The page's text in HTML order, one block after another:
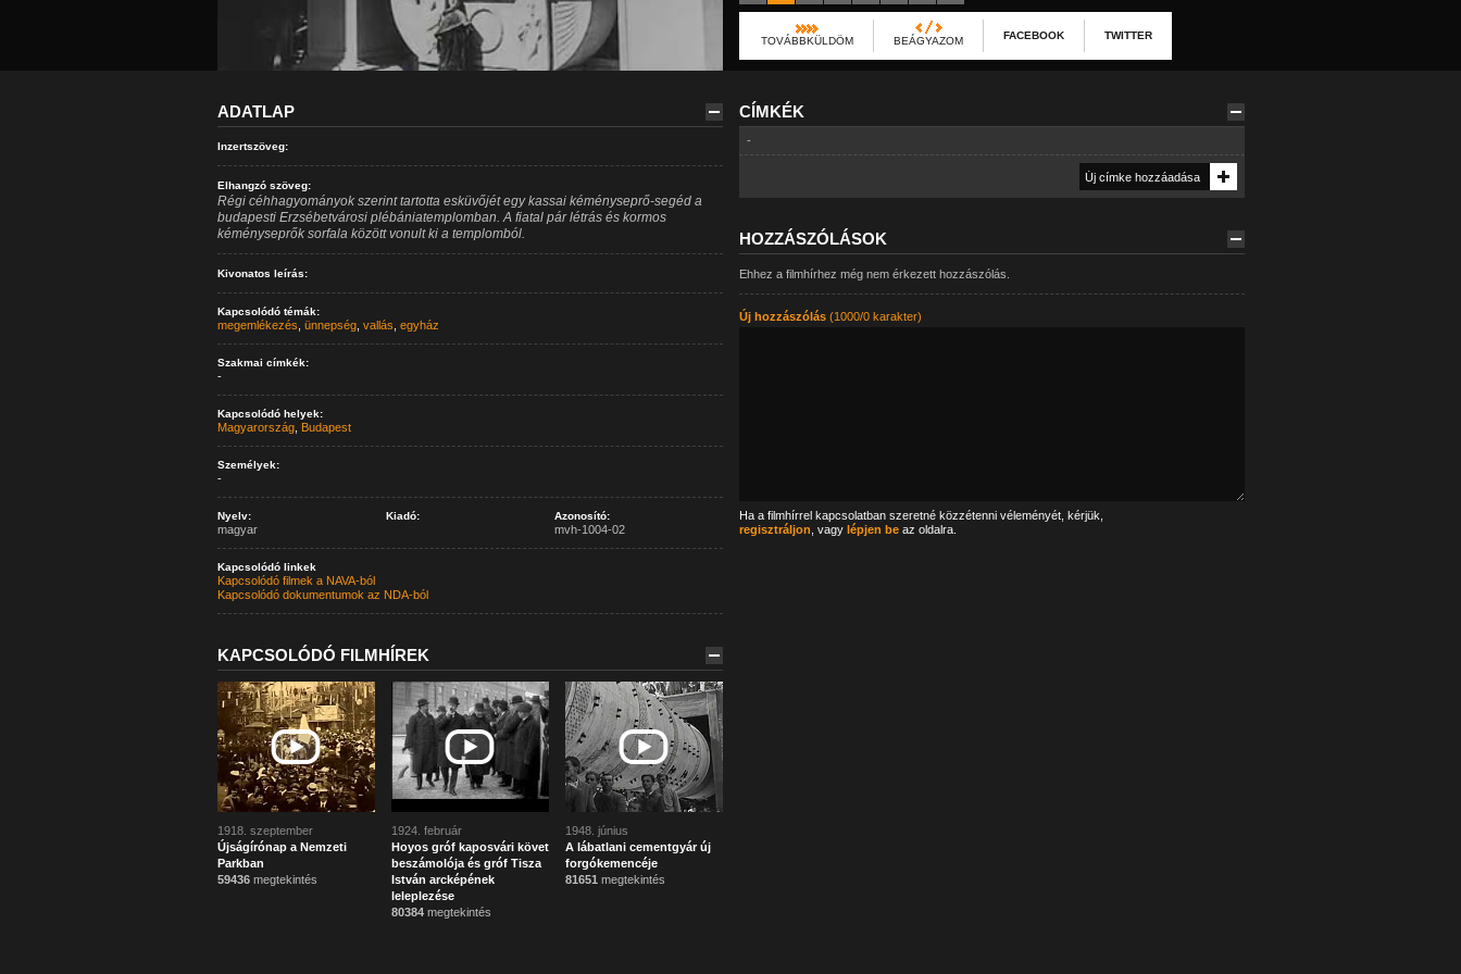
TOVÁBBKÜLDÖM BEÁGYAZOM FACEBOOK TWITTER
ADATLAP
Inzertszöveg:
Elhangzó szöveg:
Régi céhhagyományok szerint tartotta esküvőjét egy kassai kéményseprő-segéd a
budapesti Erzsébetvárosi plébániatemplomban. A fiatal pár létrás és kormos
kéményseprők sorfala között vonult ki a templomból.
Kivonatos leírás:
Kapcsolódó témák:
megemlékezés ünnepség, vallás egyház
Szakmai címkék:
-
Kapcsolódó helyek:
Magyarország, Budapest
Személyek:
-
Nyelv:
magyar
Kiadó: Azonosító:
mvh-1004-02
Kapcsolódó linkek
Kapcsolódó filmek a NAVA-ból
Kapcsolódó dokumentumok az NDA-ból
KAPCSOLÓDÓ FILMHÍREK
1918. szeptember
Újságírónap a Nemzeti
Parkban
59436megtekintés
1924. február
Hoyos gróf kaposvári követ
beszámolója és gróf Tisza
István arcképének
leleplezése
80384megtekintés
1948. június
A lábatlani cementgyár új
forgókemencéje
81651 megtekintés
CÍMKÉK
-
HOZZÁSZÓLÁSOK
Ehhez a filmhírhez még nem érkezett hozzászólás.
Új hozzászólás(1000/0 karakter)
Ha a filmhírrel kapcsolatban szeretné közzétenni véleményét, kérjük,
regisztráljon , vagy lépjen beaz oldalra.